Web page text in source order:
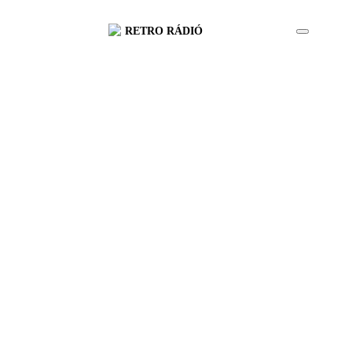
RETRO RÁDIÓ